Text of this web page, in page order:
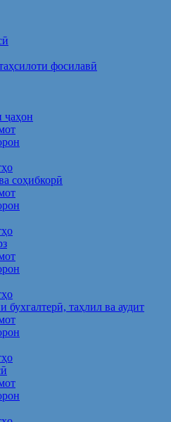
фосилавӣ
ҷаҳон
соҳибкорӣ
бухгалтерӣ, таҳлил ва аудит